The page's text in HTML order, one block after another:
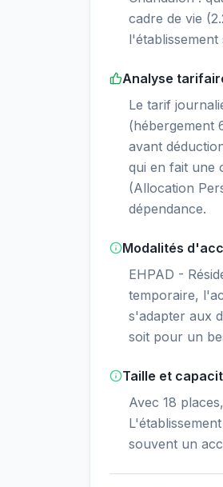
cadre de vie
Analyse
Le tarif
(hébergement
avant
qui en fait une
(Allocation
dépendance.
Modalités
EHPAD -
temporaire,
s'adapter aux
soit pour un
Taille et
Avec 18
souvent un